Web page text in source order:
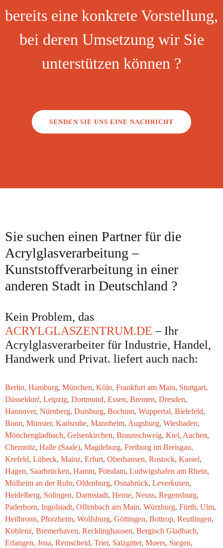
bereits eine konkrete Vorstellung,
bei deren Umsetzung wir Sie
unterstützen können ?
SENDEN SIE UNS EINE NACHRICHT
Sie suchen einen Partner für die
Acrylglasverarbeitung –
Kunststoffverarbeitung in einer
anderen Stadt in Deutschland ?
Kein Problem, das
ACRYLGLASZENTRUM.DE – Ihr
Acrylglasverarbeiter für Industrie, Handel,
Handwerk und Privat. liefert auch nach:
Berlin, Hamburg, München, Köln, Frankfurt am Main, Stuttgart,
Düsseldorf, Leipzig, Dortmund, Essen, Bremen, Dresden,
Hannover, Nürnberg, Duisburg, Bochum, Wuppertal, Bielefeld,
Bonn, Münster, Karlsruhe, Mannheim, Augsburg, Wiesbaden,
Mönchengladbach, Gelsenkirchen, Braunschweig, Kiel, Aachen,
Chemnitz, Halle (Saale), Magdeburg, Freiburg im Breisgau,
Krefeld, Lübeck, Mainz, Erfurt, Oberhausen, Rostock, Kassel,
Hagen, Saarbrücken, Hamm, Potsdam, Ludwigshafen am Rhein,
Mülheim an der Ruhr, Oldenburg, Osnabrück, Leverkusen,
Heidelberg, Solingen, Darmstadt, Herne, Neuss, Regensburg,
Paderborn, Ingolstadt, Offenbach am Main, Würzburg, Fürth, Ulm,
Heilbronn, Pforzheim, Wolfsburg, Göttingen, Bottrop, Reutlingen,
Koblenz, Bremerhaven, Recklinghausen, Bergisch Gladbach,
Erlangen, Jena, Remscheid, Trier, Salzgitter, Moers, Siegen,